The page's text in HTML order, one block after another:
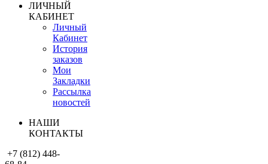
ЛИЧНЫЙ
КАБИНЕТ
Личный
Кабинет
История
заказов
Мои
Закладки
Рассылка
новостей
НАШИ
КОНТАКТЫ
+7 (812) 448-